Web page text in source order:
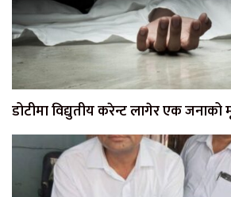
डोटीमा विद्युतीय करेन्ट लागेर एक जनाको